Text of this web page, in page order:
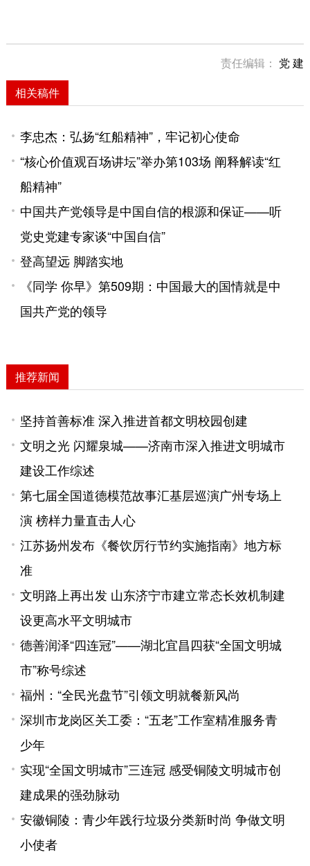
责任编辑： 党 建
相关稿件
李忠杰：弘扬“红船精神”，牢记初心使命
“核心价值观百场讲坛”举办第103场 阐释解读“红
船精神”
中国共产党领导是中国自信的根源和保证——听
党史党建专家谈“中国自信”
登高望远 脚踏实地
《同学 你早》第509期：中国最大的国情就是中
国共产党的领导
推荐新闻
坚持首善标准 深入推进首都文明校园创建
文明之光 闪耀泉城——济南市深入推进文明城市
建设工作综述
第七届全国道德模范故事汇基层巡演广州专场上
演 榜样力量直击人心
江苏扬州发布《餐饮厉行节约实施指南》地方标
准
文明路上再出发 山东济宁市建立常态长效机制建
设更高水平文明城市
德善润泽“四连冠”——湖北宜昌四获“全国文明城
市”称号综述
福州：“全民光盘节”引领文明就餐新风尚
深圳市龙岗区关工委：“五老”工作室精准服务青
少年
实现“全国文明城市”三连冠 感受铜陵文明城市创
建成果的强劲脉动
安徽铜陵：青少年践行垃圾分类新时尚 争做文明
小使者